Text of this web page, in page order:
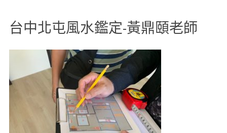
台中北屯風水鑑定-黃鼎頤老師